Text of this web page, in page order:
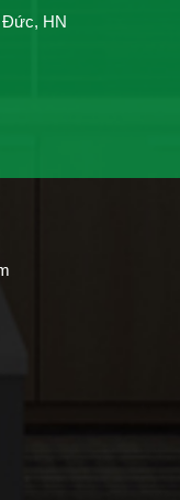
Đức, HN